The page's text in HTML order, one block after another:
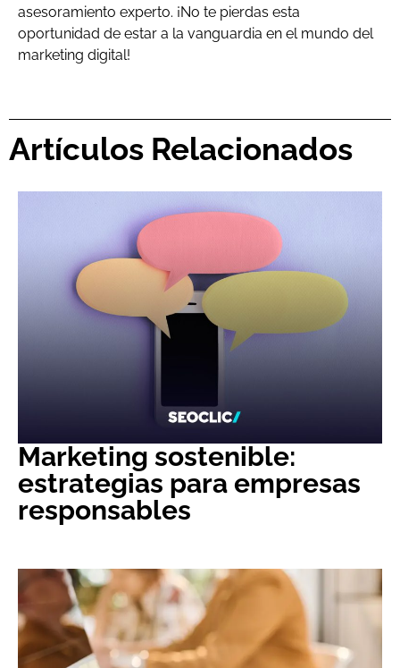
asesoramiento experto. ¡No te pierdas esta
oportunidad de estar a la vanguardia en el mundo del
marketing digital!
Artículos Relacionados
Marketing sostenible:
estrategias para empresas
responsables